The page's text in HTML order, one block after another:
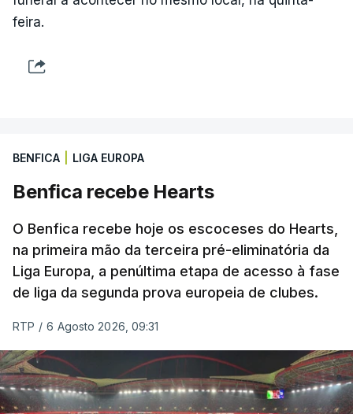
feira.
BENFICA LIGA EUROPA
Benfica recebe Hearts
O Benfica recebe hoje os escoceses do Hearts,
na primeira mão da terceira pré-eliminatória da
Liga Europa, a penúltima etapa de acesso à fase
de liga da segunda prova europeia de clubes.
RTP / 6 Agosto 2026, 09:31